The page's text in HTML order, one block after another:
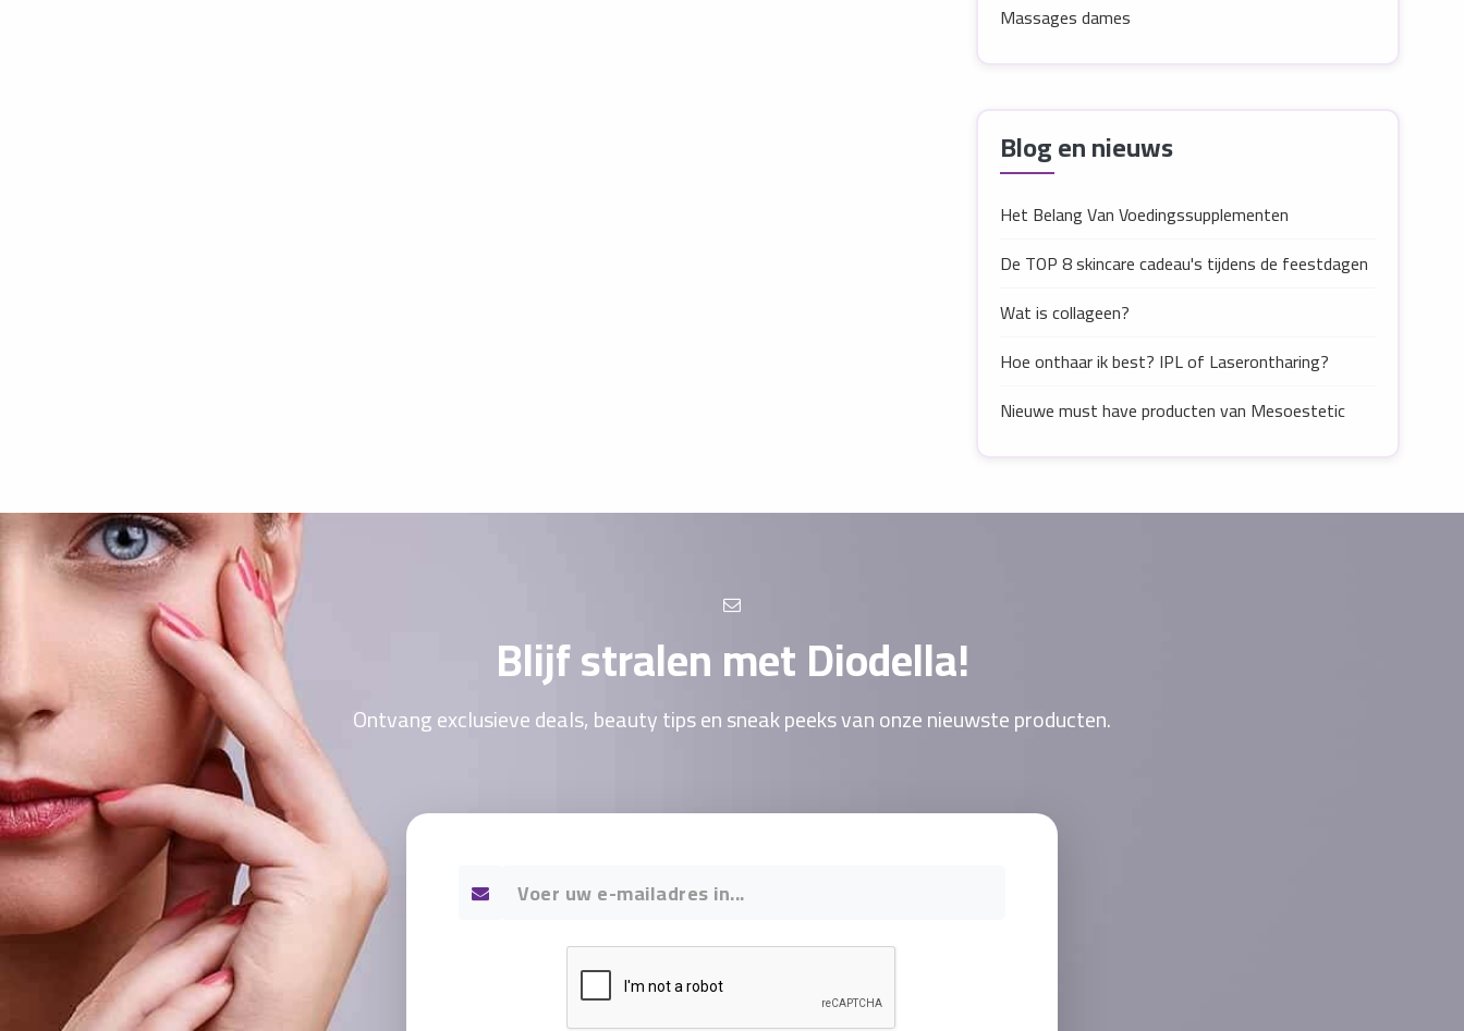
Massages dames
Blog en nieuws
Het Belang Van Voedingssupplementen
De TOP 8 skincare cadeau's tijdens de feestdagen
Wat is collageen?
Hoe onthaar ik best? IPL of Laserontharing?
Nieuwe must have producten van Mesoestetic
Blijf stralen met Diodella!
Ontvang exclusieve deals, beauty tips en sneak peeks van onze nieuwste producten.